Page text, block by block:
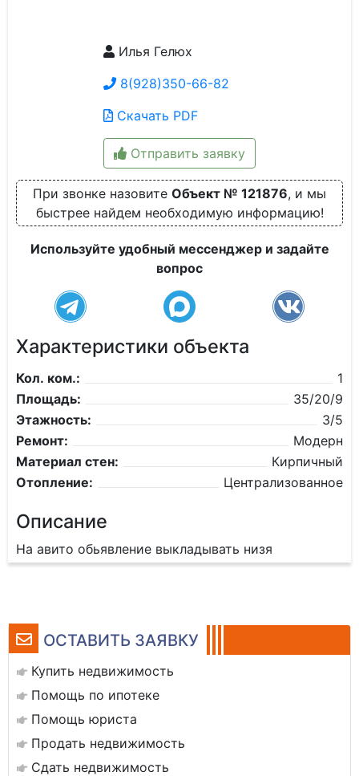
ОСТАВИТЬ ЗАЯВКУ
Купить недвижимость
Помощь по ипотеке
Помощь юриста
Продать недвижимость
Сдать недвижимость
Илья Гелюх
8(928)350-66-82
Скачать PDF
Отправить заявку
При звонке назовите Объект № 121876, и мы
быстрее найдем необходимую информацию!
Используйте удобный мессенджер и задайте
вопрос
Характеристики объекта
Кол. ком.:
1
Площадь:
35/20/9
Этажность:
3/5
Ремонт:
Модерн
Материал стен:
Кирпичный
Отопление:
Централизованное
Описание
На авито обьявление выкладывать низя